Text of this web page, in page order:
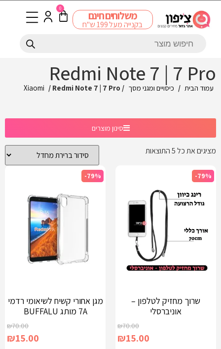
משלוחים חינם
בקנייה מעל 199 ש"ח
0
Redmi Note 7 | 7 Pro
עמוד הבית / כיסויים ומגני מסך /
Xiaomi / Redmi Note 7 | 7 Pro
סינון מוצרים
מציגים את כל ⁦5⁩ התוצאות
-79%
שרוך מחזיק לטלפון –
אוניברסלי
₪70.00
₪15.00
-79%
מגן אחורי קשיח לשיאומי רדמי
7A מותג BUFFALU
₪70.00
₪15.00